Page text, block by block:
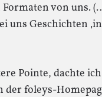
von uns.
uns Geschichten
Pointe, dachte
der foleys-